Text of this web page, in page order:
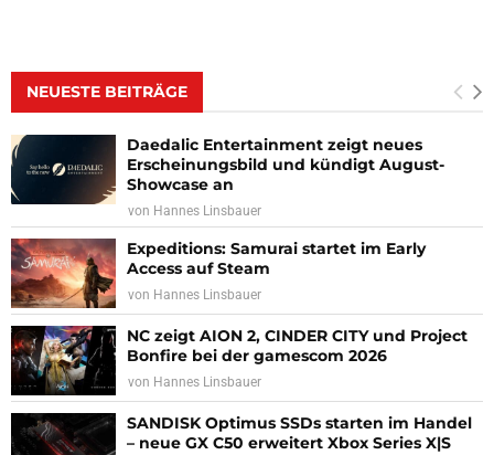
NEUESTE BEITRÄGE
Daedalic Entertainment zeigt neues
Erscheinungsbild und kündigt August-
Showcase an
von Hannes Linsbauer
Expeditions: Samurai startet im Early
Access auf Steam
von Hannes Linsbauer
NC zeigt AION 2, CINDER CITY und Project
Bonfire bei der gamescom 2026
von Hannes Linsbauer
SANDISK Optimus SSDs starten im Handel
– neue GX C50 erweitert Xbox Series X|S